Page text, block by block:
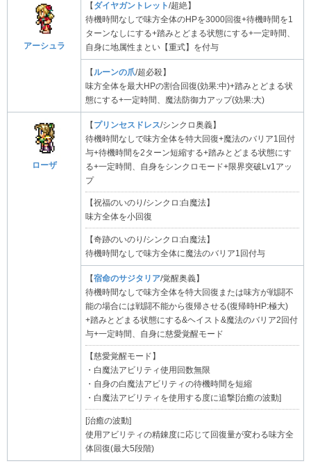
アーシュラ
【 ダイヤガントレット/超絶】
待機時間なしで味方全体のHPを3000回復+待機時間を1
ターンなしにする+踏みとどまる状態にする+一定時間、
自身に地属性まとい【重式】を付与
【 ルーンの爪/超必殺】
味方全体を最大HPの割合回復(効果:中)+踏みとどまる状
態にする+一定時間、魔法防御力アップ(効果:大)
ローザ
【 プリンセスドレス/シンクロ奥義】
待機時間なしで味方全体を特大回復+魔法のバリア1回付
与+待機時間を2ターン短縮する+踏みとどまる状態にす
る+一定時間、自身をシンクロモード+限界突破Lv1アッ
プ
【祝福のいのり/シンクロ:白魔法】
味方全体を小回復
【奇跡のいのり/シンクロ:白魔法】
待機時間なしで味方全体に魔法のバリア1回付与
【宿命のサジタリア/覚醒奥義】
待機時間なしで味方全体を特大回復または味方が戦闘不
能の場合には戦闘不能から復帰させる(復帰時HP:極大)
+踏みとどまる状態にする&ヘイスト&魔法のバリア2回付
与+一定時間、自身に慈愛覚醒モード
【慈愛覚醒モード】
・白魔法アビリティ使用回数無限
・自身の白魔法アビリティの待機時間を短縮
・白魔法アビリティを使用する度に追撃[治癒の波動]
[治癒の波動]
使用アビリティの精錬度に応じて回復量が変わる味方全
体回復(最大5段階)